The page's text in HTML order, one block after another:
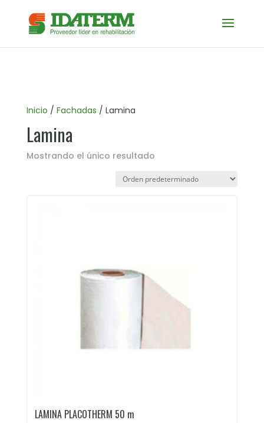
Inicio / Fachadas / Lamina
Lamina
Mostrando el único resultado
LAMINA PLACOTHERM 50 m